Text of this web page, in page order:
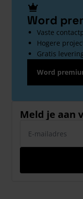
Word
Vaste
Hogere
Gratis
Word
Meld je aan